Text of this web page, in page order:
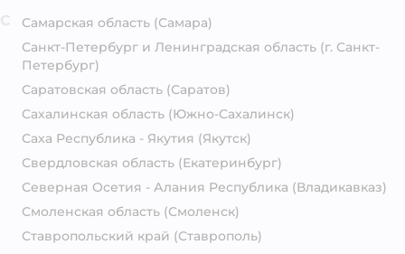
Самарская область (Самара)
Санкт-Петербург и Ленинградская область (г. Санкт-
Петербург)
Саратовская область (Саратов)
Сахалинская область (Южно-Сахалинск)
Саха Республика - Якутия (Якутск)
Свердловская область (Екатеринбург)
Северная Осетия - Алания Республика (Владикавказ)
Смоленская область (Смоленск)
Ставропольский край (Ставрополь)